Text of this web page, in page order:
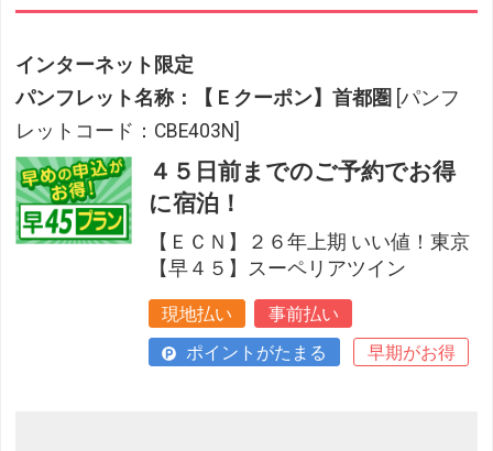
インターネット限定
パンフレット名称：【Ｅクーポン】首都圏 [パンフ
レットコード：CBE403N]
４５日前までのご予約でお得
に宿泊！
【ＥＣＮ】２６年上期 いい値！東京
【早４５】スーペリアツイン
現地払い
事前払い
ポイントがたまる
早期がお得